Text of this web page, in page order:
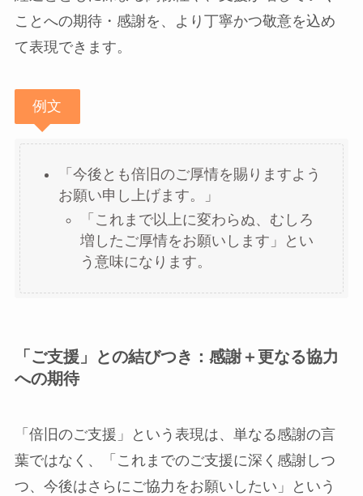
ことへの期待・感謝を、より丁寧かつ敬意を込め
て表現できます。
例文
「今後とも倍旧のご厚情を賜りますよう
お願い申し上げます。」
「これまで以上に変わらぬ、むしろ
増したご厚情をお願いします」とい
う意味になります。
「ご支援」との結びつき：感謝＋更なる協力
への期待
「倍旧のご支援」という表現は、単なる感謝の言
葉ではなく、「これまでのご支援に深く感謝しつ
つ、今後はさらにご協力をお願いしたい」という